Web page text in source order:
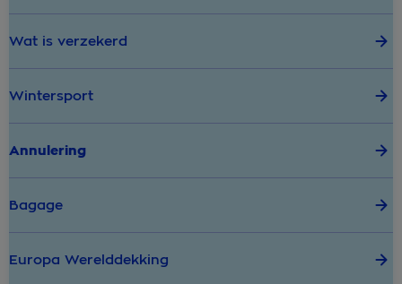
Wat is verzekerd
Wintersport
Annulering
Bagage
Europa Werelddekking